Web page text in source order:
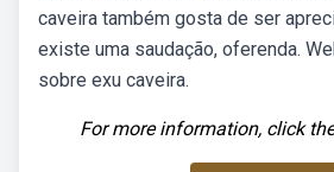
caveira também gosta de ser
existe uma saudação, oferenda.
sobre exu caveira.
For more information, click